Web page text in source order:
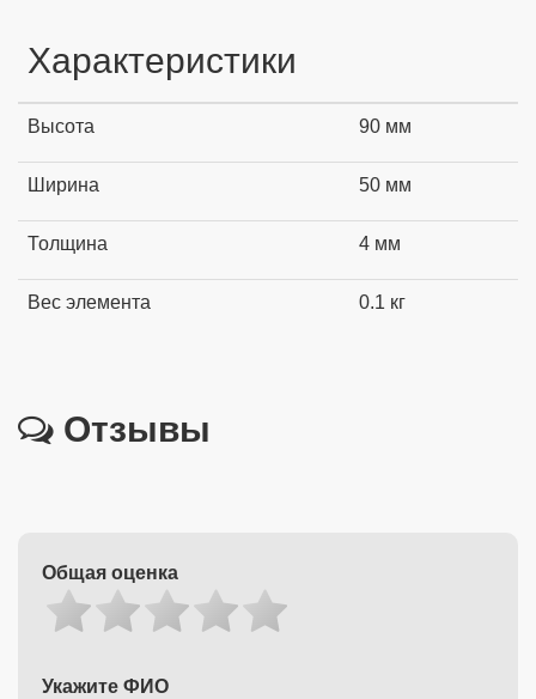
Характеристики
Высота 90 мм
Ширина 50 мм
Толщина 4 мм
Вес элемента 0.1 кг
Отзывы
Общая оценка
Укажите ФИО